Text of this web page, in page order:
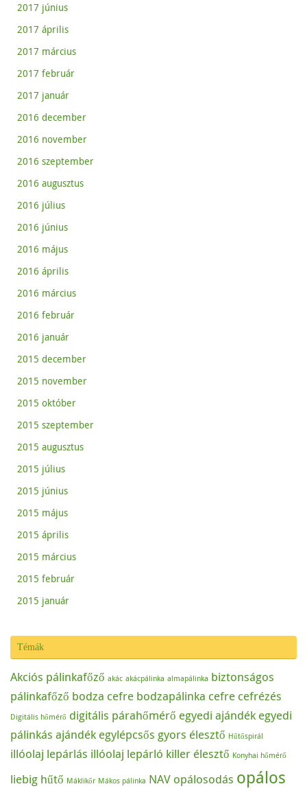
2017 június
2017 április
2017 március
2017 február
2017 január
2016 december
2016 november
2016 szeptember
2016 augusztus
2016 július
2016 június
2016 május
2016 április
2016 március
2016 február
2016 január
2015 december
2015 november
2015 október
2015 szeptember
2015 augusztus
2015 július
2015 június
2015 május
2015 április
2015 március
2015 február
2015 január
Témák
Akciós pálinkafőző akác akácpálinka almapálinka biztonságos
pálinkafőző bodza cefre bodzapálinka cefre cefrézés
Digitális hőmérő digitális párahőmérő egyedi ajándék egyedi
pálinkás ajándék egylépcsős gyors élesztő Hűtőspirál
illóolaj lepárlás illóolaj lepárló killer élesztő Konyhai hőmérő
liebig hűtő Máklikőr Mákos pálinka NAV opálosodás opálos